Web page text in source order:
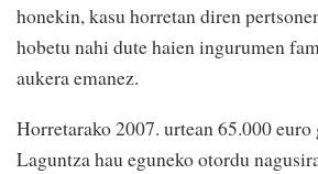
honekin, kasu horretan diren
hobetu nahi dute haien ingurumen
aukera emanez.
Horretarako 2007. urtean 65.000 euro
Laguntza hau eguneko otordu